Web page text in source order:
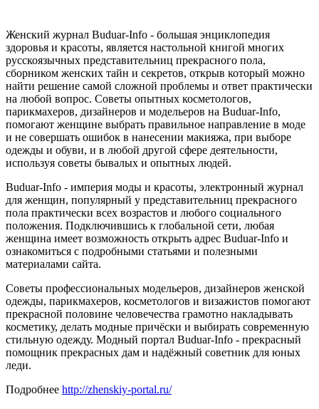
Женский журнал Buduar-Info - большая энциклопедия
здоровья и красоты, является настольной книгой многих
русскоязычных представительниц прекрасного пола,
сборником женских тайн и секретов, открыв который можно
найти решение самой сложной проблемы и ответ практически
на любой вопрос. Советы опытных косметологов,
парикмахеров, дизайнеров и модельеров на Buduar-Info,
помогают женщине выбрать правильное направление в моде
и не совершать ошибок в нанесении макияжа, при выборе
одежды и обуви, и в любой другой сфере деятельности,
используя советы бывалых и опытных людей.
Buduar-Info - империя моды и красоты, электронный журнал
для женщин, популярный у представительниц прекрасного
пола практически всех возрастов и любого социального
положения. Подключившись к глобальной сети, любая
женщина имеет возможность открыть адрес Buduar-Info и
ознакомиться с подробными статьями и полезными
материалами сайта.
Советы профессиональных модельеров, дизайнеров женской
одежды, парикмахеров, косметологов и визажистов помогают
прекрасной половине человечества грамотно накладывать
косметику, делать модные причёски и выбирать современную
стильную одежду. Модный портал Buduar-Info - прекрасный
помощник прекрасных дам и надёжный советник для юных
леди.
Подробнее http://zhenskiy-portal.ru/